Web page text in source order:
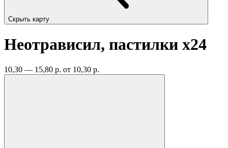
Скрыть карту
Неотрависил, пастилки x24
10,30 — 15,80 р. от 10,30 р.